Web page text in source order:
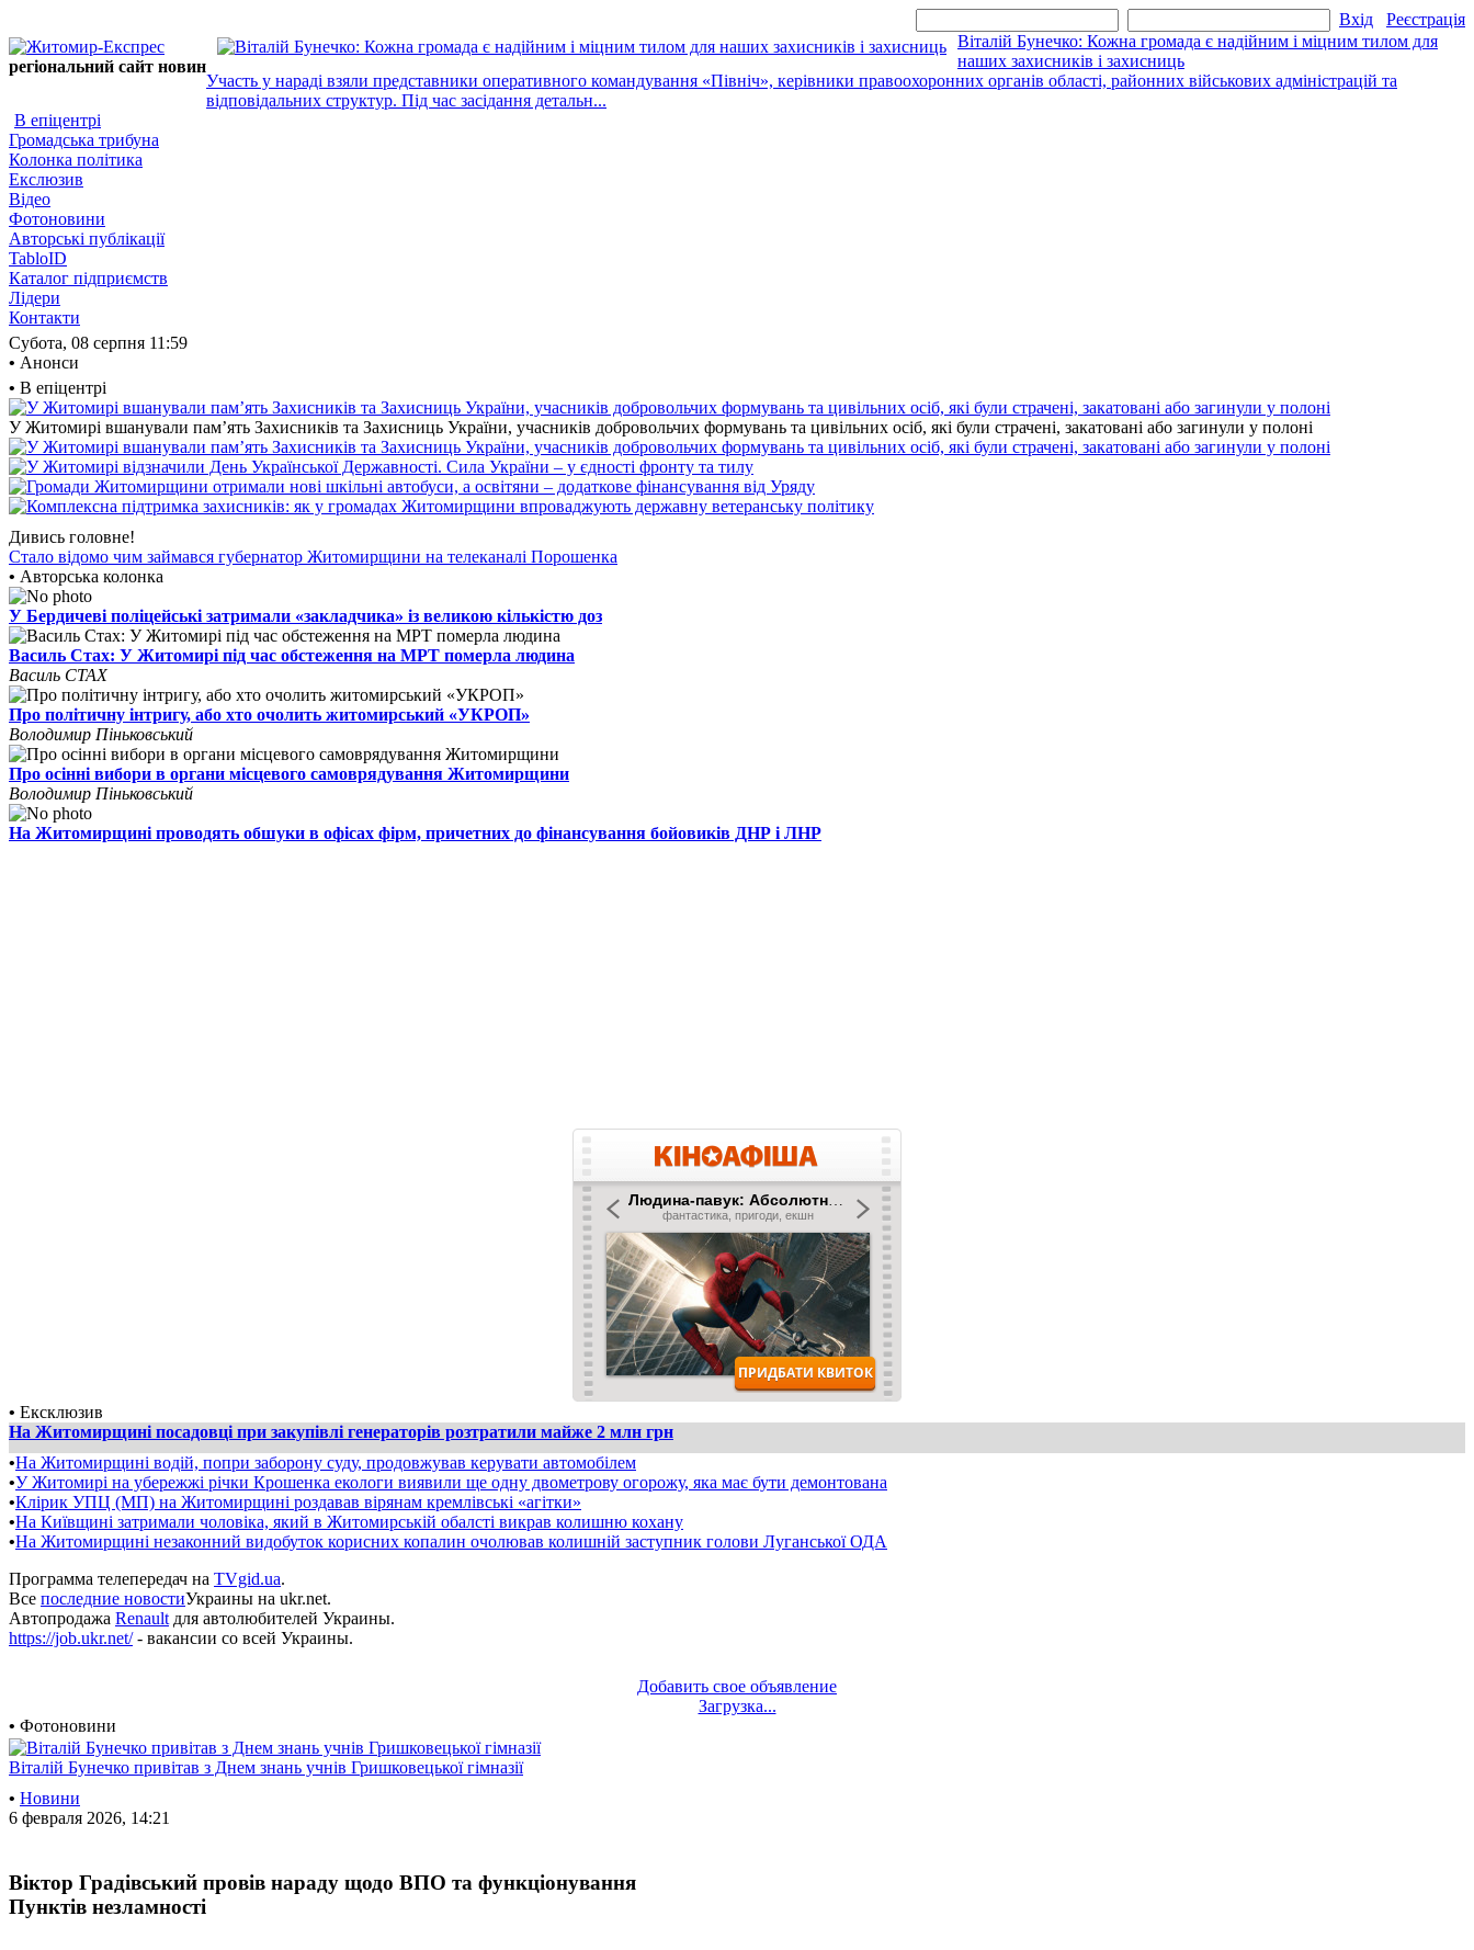
Вхід Реєстрація
регіональний сайт новин
Віталій Бунечко: Кожна громада є надійним і міцним тилом для
наших захисників і захисниць
Участь у нараді взяли представники оперативного командування «Північ», керівники правоохоронних органів області, районних військових адміністрацій та
відповідальних структур. Під час засідання детальн...
В епіцентрі
Громадська трибуна
Колонка політика
Екслюзив
Відео
Фотоновини
Авторські публікації
TabloID
Каталог підприємств
Лідери
Контакти
Субота, 08 серпня 11:59
• Анонси
• В епіцентрі
У Житомирі вшанували пам’ять Захисників та Захисниць України, учасників добровольчих формувань та цивільних осіб, які були страчені, закатовані або загинули у полоні
Дивись головне!
Стало відомо чим займався губернатор Житомирщини на телеканалі Порошенка
• Авторська колонка
У Бердичеві поліцейські затримали «закладчика» із великою кількістю доз
Василь Стах: У Житомирі під час обстеження на МРТ померла людина
Василь СТАХ
Про політичну інтригу, або хто очолить житомирський «УКРОП»
Володимир Піньковський
Про осінні вибори в органи місцевого самоврядування Житомирщини
Володимир Піньковський
На Житомирщині проводять обшуки в офісах фірм, причетних до фінансування бойовиків ДНР і ЛНР
• Ексклюзив
На Житомирщині посадовці при закупівлі генераторів розтратили майже 2 млн грн
•На Житомирщині водій, попри заборону суду, продовжував керувати автомобілем
•У Житомирі на убережжі річки Крошенка екологи виявили ще одну двометрову огорожу, яка має бути демонтована
•Клірик УПЦ (МП) на Житомирщині роздавав вірянам кремлівські «агітки»
•На Київщині затримали чоловіка, який в Житомирській обалсті викрав колишню кохану
•На Житомирщині незаконний видобуток корисних копалин очолював колишній заступник голови Луганської ОДА
Программа телепередач на TVgid.ua.
Все последние новостиУкраины на ukr.net.
Автопродажа Renault для автолюбителей Украины.
https://job.ukr.net/- вакансии со всей Украины.
Добавить свое объявление
Загрузка...
• Фотоновини
Віталій Бунечко привітав з Днем знань учнів Гришковецької гімназії
• Новини
6 февраля 2026, 14:21
Віктор Градівський провів нараду щодо ВПО та функціонування
Пунктів незламності